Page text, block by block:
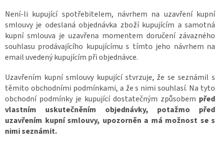
Není-li kupující spotřebitelem, návrhem na uzavření kupní
smlouvy je odeslaná objednávka zboží kupujícím a samotná
kupní smlouva je uzavřena momentem doručení závazného
souhlasu prodávajícího kupujícímu s tímto jeho návrhem na
email uvedený kupujícím při objednávce.
Uzavřením kupní smlouvy kupující stvrzuje, že se seznámil s
těmito obchodními podmínkami, a že s nimi souhlasí. Na tyto
obchodní podmínky je kupující dostatečným způsobem před
vlastním uskutečněním objednávky, potažmo před
uzavřením kupní smlouvy, upozorněn a má možnost se s
nimi seznámit.